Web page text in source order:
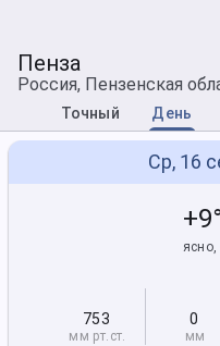
Пенза
Россия, Пензенская
Точный День
Ср, 16
ясно,
753
мм рт.ст.
0
мм